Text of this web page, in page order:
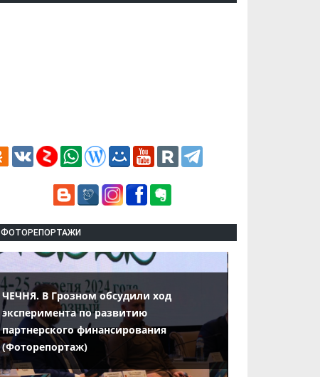
ФОТОРЕПОРТАЖИ
ЧЕЧНЯ. В Грозном обсудили ход
эксперимента по развитию
партнерского финансирования
(Фоторепортаж)